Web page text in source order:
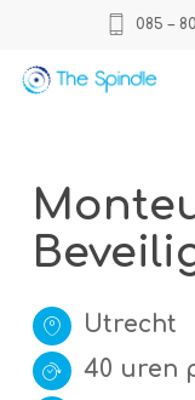
main
085 –
Utrecht
40 uren